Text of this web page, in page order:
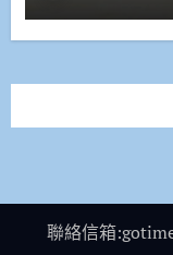
聯絡信箱